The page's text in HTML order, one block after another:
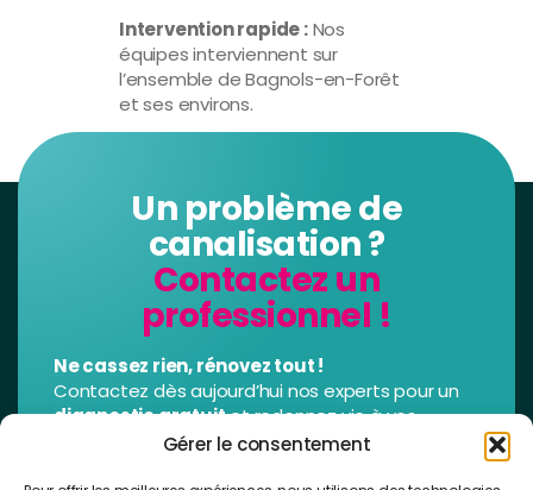
Gérer le consentement
Intervention rapide :Nos
équipes interviennent sur
l’ensemble de Bagnols-en-Forêt
et ses environs.
Un problème de
canalisation ?
Contactez un
professionnel !
Ne cassez rien, rénovez tout !
Contactez dès aujourd’hui nos experts pour un
diagnostic gratuitet redonnez vie à vos
canalisations,plus propres, plus durables et